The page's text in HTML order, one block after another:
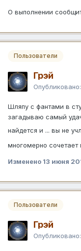
О выполнении
Пользователи
Грэй
Опубликовано:
Шляпу с фантами в
загадываю самый
найдется и ... вы не
многомерно сочетает
Изменено 13 июня
Пользователи
Грэй
Опубликовано: